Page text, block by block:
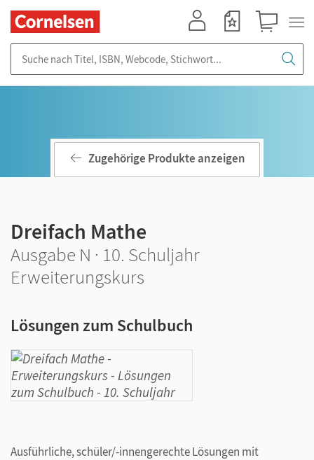
Zugehörige Produkte anzeigen
Dreifach Mathe
Ausgabe N · 10. Schuljahr
Erweiterungskurs
Lösungen zum Schulbuch
Ausführliche, schüler/-innengerechte Lösungen mit